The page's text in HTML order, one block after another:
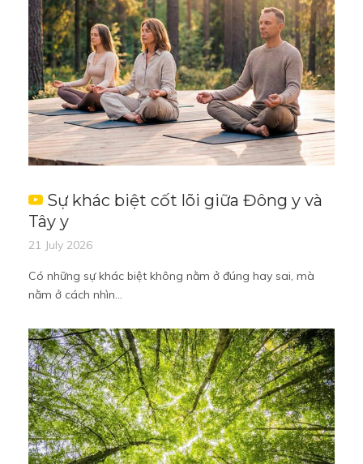
Sự khác biệt cốt lõi giữa Đông y và
Tây y
21 July 2026
Có những sự khác biệt không nằm ở đúng hay sai, mà
nằm ở cách nhìn...